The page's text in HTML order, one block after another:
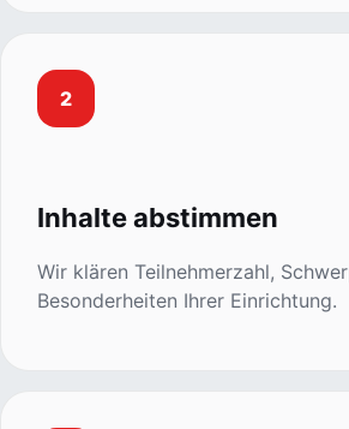
2
Inhalte abstimmen
Wir klären Teilnehmerzahl,
Besonderheiten Ihrer Einrichtung.